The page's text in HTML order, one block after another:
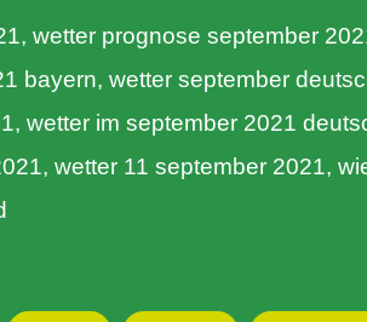
wetter prognose september
bayern, wetter september
wetter im september 2021
wetter 11 september 2021,